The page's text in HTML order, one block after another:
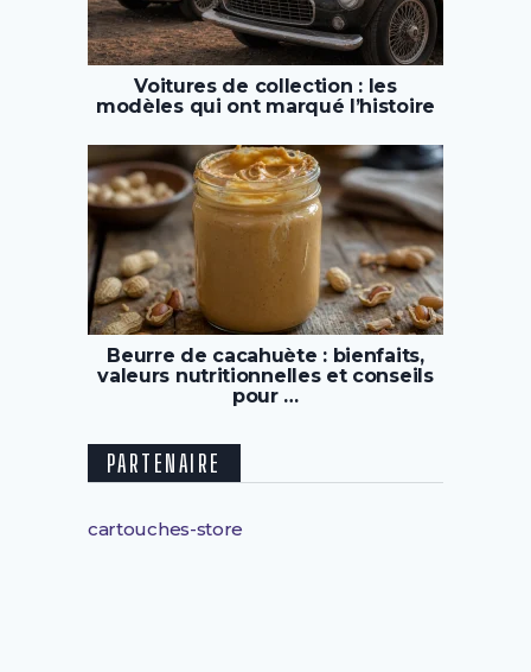
Voitures de collection : les
modèles qui ont marqué l’histoire
Beurre de cacahuète : bienfaits,
valeurs nutritionnelles et conseils
pour …
PARTENAIRE
cartouches-store